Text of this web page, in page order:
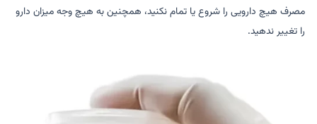
مصرف هیچ دارویی را شروع یا تمام نکنید، همچنین به هیچ وجه میزان دارو
را تغییر ندهید.